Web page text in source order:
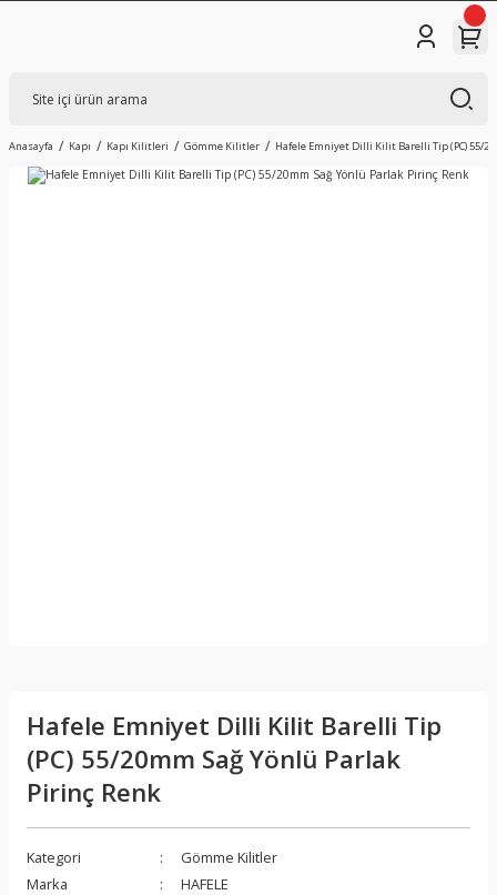
Anasayfa Kapı Kapı Kilitleri Gömme Kilitler Hafele Emniyet Dilli Kilit Barelli Tip (PC) 55/
Hafele Emniyet Dilli Kilit Barelli Tip
(PC) 55/20mm Sağ Yönlü Parlak
Pirinç Renk
Kategori
Gömme Kilitler
Marka
HAFELE